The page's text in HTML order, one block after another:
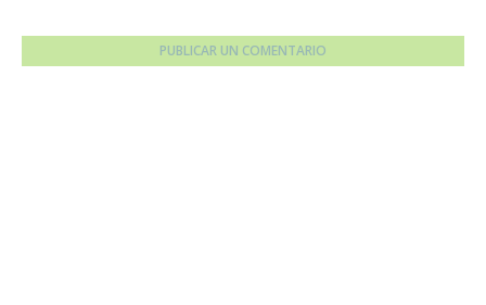
PUBLICAR UN COMENTARIO